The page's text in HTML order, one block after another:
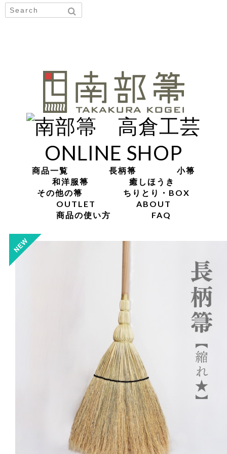
ONLINE SHOP
商品一覧 長柄箒
小箒
和洋服箒
癒しほうき
その他の箒
ちりとり・BOX
OUTLET
ABOUT
商品の使い方
FAQ